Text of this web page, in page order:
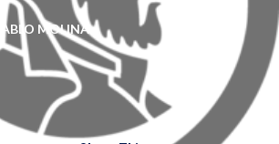
PABLO MOLINA